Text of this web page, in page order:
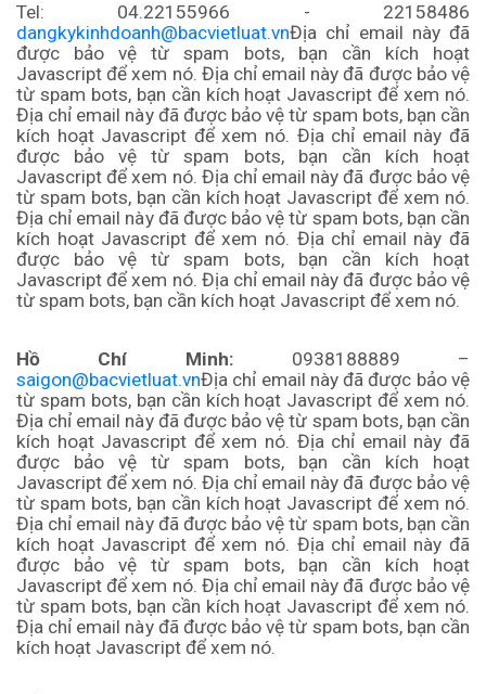
Tel: 04.22155966 - 22158486
dangkykinhdoanh@bacvietluat.vnĐịa chỉ email này đã
được bảo vệ từ spam bots, bạn cần kích hoạt
Javascript để xem nó. Địa chỉ email này đã được bảo vệ
từ spam bots, bạn cần kích hoạt Javascript để xem nó.
Địa chỉ email này đã được bảo vệ từ spam bots, bạn cần
kích hoạt Javascript để xem nó. Địa chỉ email này đã
được bảo vệ từ spam bots, bạn cần kích hoạt
Javascript để xem nó. Địa chỉ email này đã được bảo vệ
từ spam bots, bạn cần kích hoạt Javascript để xem nó.
Địa chỉ email này đã được bảo vệ từ spam bots, bạn cần
kích hoạt Javascript để xem nó. Địa chỉ email này đã
được bảo vệ từ spam bots, bạn cần kích hoạt
Javascript để xem nó. Địa chỉ email này đã được bảo vệ
từ spam bots, bạn cần kích hoạt Javascript để xem nó.
Hồ Chí Minh:
0938188889 –
saigon@bacvietluat.vnĐịa chỉ email này đã được bảo vệ
từ spam bots, bạn cần kích hoạt Javascript để xem nó.
Địa chỉ email này đã được bảo vệ từ spam bots, bạn cần
kích hoạt Javascript để xem nó. Địa chỉ email này đã
được bảo vệ từ spam bots, bạn cần kích hoạt
Javascript để xem nó. Địa chỉ email này đã được bảo vệ
từ spam bots, bạn cần kích hoạt Javascript để xem nó.
Địa chỉ email này đã được bảo vệ từ spam bots, bạn cần
kích hoạt Javascript để xem nó. Địa chỉ email này đã
được bảo vệ từ spam bots, bạn cần kích hoạt
Javascript để xem nó. Địa chỉ email này đã được bảo vệ
từ spam bots, bạn cần kích hoạt Javascript để xem nó.
Địa chỉ email này đã được bảo vệ từ spam bots, bạn cần
kích hoạt Javascript để xem nó.